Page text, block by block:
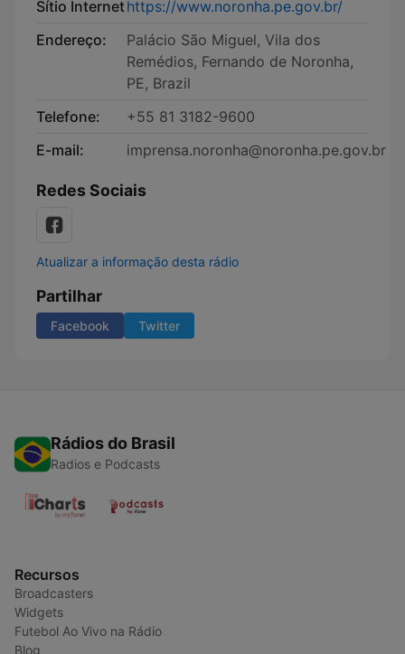
Sítio Internethttps://www.noronha.pe.gov.br/
Endereço:
Palácio São Miguel, Vila dos
Remédios, Fernando de Noronha,
PE, Brazil
Telefone:
+55 81 3182-9600
E-mail:
imprensa.noronha@noronha.pe.gov.br
Redes Sociais
Atualizar a informação desta rádio
Partilhar
Facebook Twitter
Rádios do Brasil
Radios e Podcasts
Recursos
Broadcasters
Widgets
Futebol Ao Vivo na Rádio
Blog